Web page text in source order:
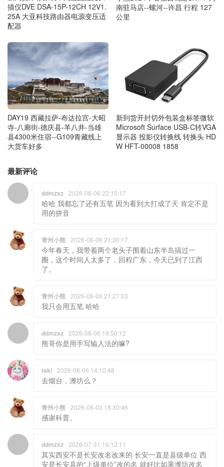
描仪DVE DSA-15P-12CH 12V1.
25A 大亚科技路由器电源变压适
配器
南驻马店--螺河--许昌 行程 127
公里
DAY19 西藏拉萨-布达拉宫-大昭
寺-八廊街-德庆县-羊八井-当雄
县4300米住宿--G109青藏线上
大货车好多
新到货开封切外包装盒标签微软
Microsoft Surface USB-C转VGA
显示器 投影仪转换线 转换头 HD
W HFT-00008 1858
最新评论
ddmzxz 2026-08-06 22:15:17
哈哈 我都忘了还有五笔 因为看到大打成了天 肯定不是
用的拼音
青州小熊 2026-08-06 21:30:17
今年春天，我带着两个老头子围着山东半岛搞过一
圈，这个时间人太多了，回程广东，今天已到了江西
了。
青州小熊 2026-08-06 21:27:03
我只会用五笔 哈哈
ddmzxz 2026-08-06 18:50:12
熊哥你是用手写输入法的嘛?
taki 2026-08-06 14:10:48
去烟台，潍坊么？
青州小熊 2026-08-03 18:30:46
感谢科普。
ddmzxz 2026-07-31 16:12:11
其实西安不是长安改名改来的 长安一直是县级单位 西
安是长安县的“上级单位”改的名 就好比如果潍坊改名